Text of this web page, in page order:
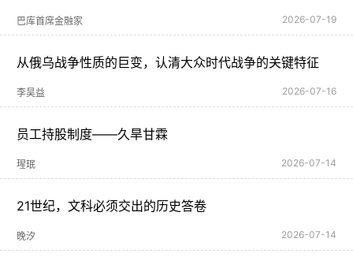
巴库首席金融家 2026-07-19
从俄乌战争性质的巨变，认清大众时代战争的关键特征
李昊益 2026-07-16
员工持股制度——久旱甘霖
瑆珉 2026-07-14
21世纪，文科必须交出的历史答卷
晚汐 2026-07-14